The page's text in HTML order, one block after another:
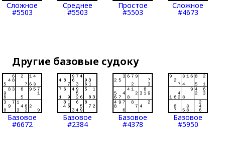
Сложное
#5503
Среднее
#5503
Простое
#5503
Сложное
#4673
Другие базовые судоку
Базовое
#6672
Базовое
#2384
Базовое
#4378
Базовое
#5950